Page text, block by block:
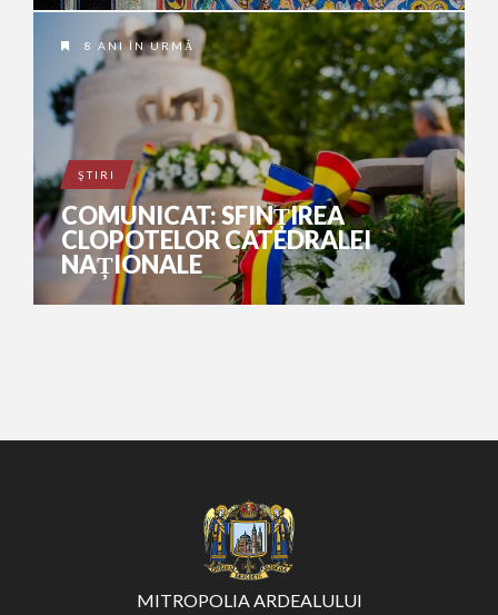
8 ANI ÎN URMĂ
ŞTIRI
COMUNICAT: SFINȚIREA
CLOPOTELOR CATEDRALEI
NAȚIONALE
MITROPOLIA ARDEALULUI